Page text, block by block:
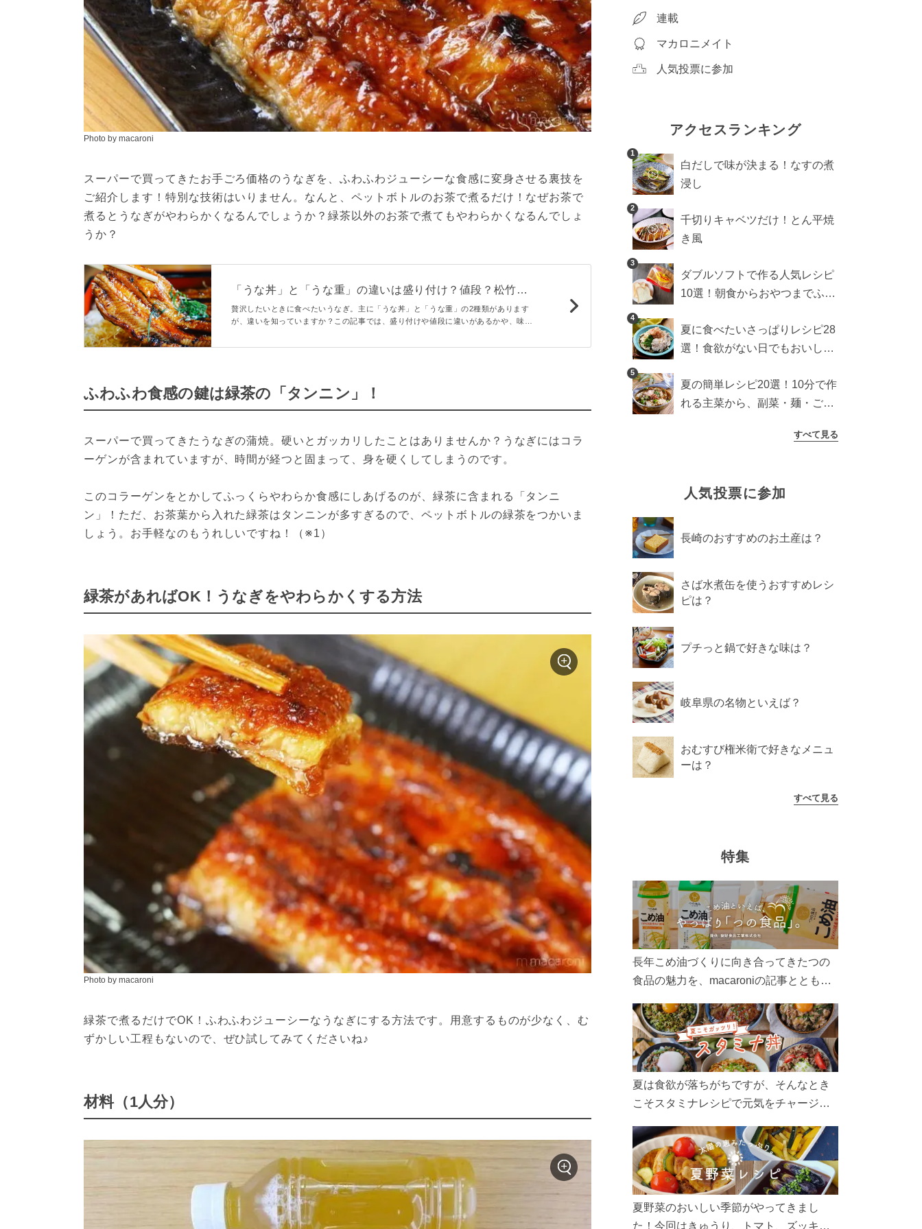
Photo by macaroni
スーパーで買ってきたお手ごろ価格のうなぎを、ふわふわジューシーな食感に変身させる裏技を
ご紹介します！特別な技術はいりません。なんと、ペットボトルのお茶で煮るだけ！なぜお茶で
煮るとうなぎがやわらかくなるんでしょうか？緑茶以外のお茶で煮てもやわらかくなるんでしょ
うか？
「うな丼」と「うな重」の違いは盛り付け？値段？松竹梅
や味の違いも解説
贅沢したいときに食べたいうなぎ。主に「うな丼」と「うな重」の2種類があります
が、違いを知っていますか？この記事では、盛り付けや値段に違いがあるかや、味の
しようか迷わずに注文できますよ♪
ふわふわ食感の鍵は緑茶の「タンニン」！
スーパーで買ってきたうなぎの蒲焼。硬いとガッカリしたことはありませんか？うなぎにはコラ
ーゲンが含まれていますが、時間が経つと固まって、身を硬くしてしまうのです。
このコラーゲンをとかしてふっくらやわらか食感にしあげるのが、緑茶に含まれる「タンニ
ン」！ただ、お茶葉から入れた緑茶はタンニンが多すぎるので、ペットボトルの緑茶をつかいま
しょう。お手軽なのもうれしいですね！（※1）
緑茶があればOK！うなぎをやわらかくする方法
Photo by macaroni
緑茶で煮るだけでOK！ふわふわジューシーなうなぎにする方法です。用意するものが少なく、む
ずかしい工程もないので、ぜひ試してみてくださいね♪
材料（1人分）
連載
マカロニメイト
人気投票に参加
アクセスランキング
1
白だしで味が決まる！なすの煮
浸し
2
千切りキャベツだけ！とん平焼
き風
3
ダブルソフトで作る人気レシピ
10選！朝食からおやつまでふん
4
夏に食べたいさっぱりレシピ28
選！食欲がない日でもおいしい
5
夏の簡単レシピ20選！10分で作
れる主菜から、副菜・麺・ごは
すべて見る
人気投票に参加
長崎のおすすめのお土産は？
さば水煮缶を使うおすすめレシ
ピは？
プチっと鍋で好きな味は？
岐阜県の名物といえば？
おむすび権米衛で好きなメニュ
ーは？
すべて見る
特集
長年こめ油づくりに向き合ってきたつの
食品の魅力を、macaroniの記事とともに
ん、製造現場や品質へのこだわりまで。
こめ油をもっと好きになるコンテンツを
ぜひお楽しみください。
夏は食欲が落ちがちですが、そんなとき
こそスタミナレシピで元気をチャージ！
リ食べて、夏バテを吹き飛ばしましょ
う！
夏野菜のおいしい季節がやってきまし
た！今回はきゅうり、トマト、ズッキー